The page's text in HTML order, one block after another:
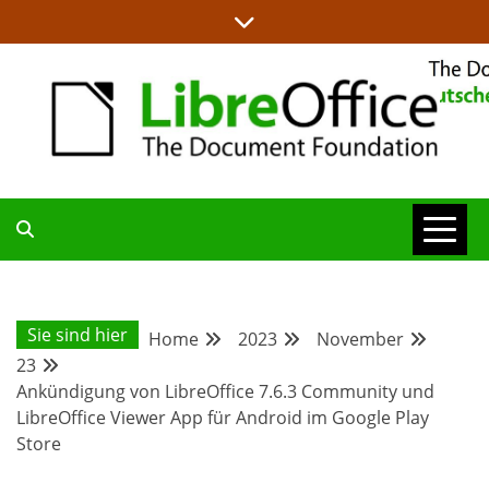
to
DEUTSCHER
COMMUNITY-
BLOG
Sie sind hier Home 2023
November
23
Ankündigung von LibreOffice 7.6.3 Community und
LibreOffice Viewer App für Android im Google Play
Store